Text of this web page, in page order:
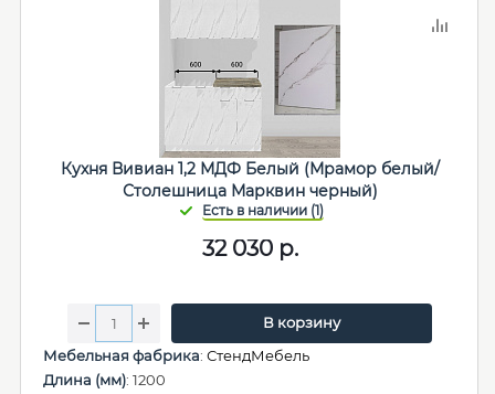
Кухня Вивиан 1,2 МДФ Белый (Мрамор белый/
Столешница Марквин черный)
32 030р.
В корзину
Мебельная фабрика: СтендМебель
Длина (мм): 1200